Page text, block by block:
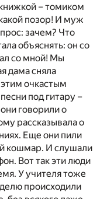
– томиком
позор! И муж
зачем? Что
объяснять: он со
со мной! Мы
дама сняла
этим очкастым
под гитару –
говорили о
рассказывала о
Еще они пили
кошмар. И слушали
Вот так эти люди
У учителя тоже
происходили